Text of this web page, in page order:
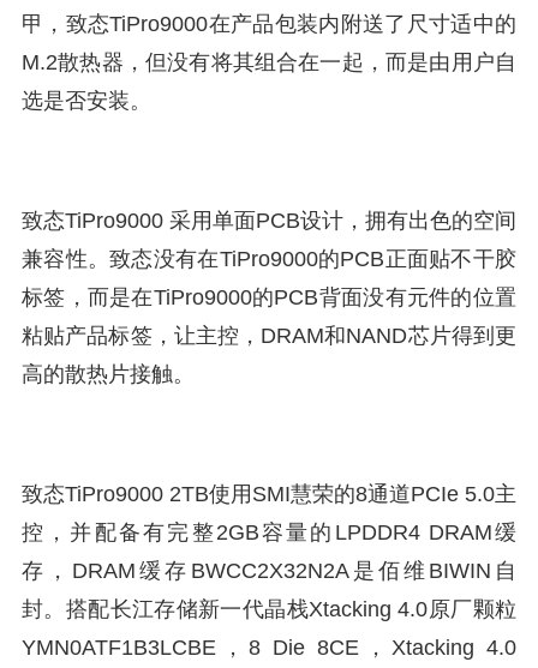
甲，致态TiPro9000在产品包装内附送了尺寸适中的
M.2散热器，但没有将其组合在一起，而是由用户自
选是否安装。
致态TiPro9000 采用单面PCB设计，拥有出色的空间
兼容性。致态没有在TiPro9000的PCB正面贴不干胶
标签，而是在TiPro9000的PCB背面没有元件的位置
粘贴产品标签，让主控，DRAM和NAND芯片得到更
高的散热片接触。
致态TiPro9000 2TB使用SMI慧荣的8通道PCIe 5.0主
控，并配备有完整2GB容量的LPDDR4 DRAM缓
存，DRAM缓存BWCC2X32N2A是佰维BIWIN自
封。搭配长江存储新一代晶栈Xtacking 4.0原厂颗粒
YMN0ATF1B3LCBE，8 Die 8CE，Xtacking 4.0